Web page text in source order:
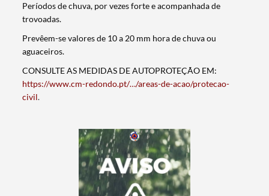
Períodos de chuva, por vezes forte e acompanhada de
trovoadas.
Prevêem-se valores de 10 a 20 mm hora de chuva ou
aguaceiros.
CONSULTE AS MEDIDAS DE AUTOPROTEÇÃO EM:
https://www.cm-redondo.pt/…/areas-de-acao/protecao-
civil.